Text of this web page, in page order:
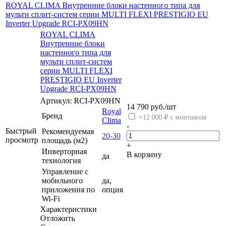
ROYAL CLIMA Внутренние блоки настенного типа для
мульти сплит-систем серии MULTI FLEXI PRESTIGIO EU
Inverter Upgrade RCI-PX09HN
Быстрый
просмотр
ROYAL CLIMA
Внутренние блоки
настенного типа для
мульти сплит-систем
серии MULTI FLEXI
PRESTIGIO EU Inverter
Upgrade RCI-PX09HN
Артикул: RCI-PX09HN
Бренд
Royal
Clima
Рекомендуемая
площадь (м2)
20-30
Инверторная
технология
да
Управление c
мобильного
приложения по
Wi-Fi
да,
опция
Характеристики
Отложить
14 790 руб./шт
+12 000 ₽ с монтажом
-
+
В корзину